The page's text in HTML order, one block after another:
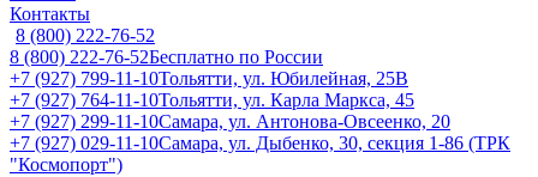
Контакты
8 (800) 222-76-52
8 (800) 222-76-52Бесплатно по России
+7 (927) 799-11-10Тольятти, ул. Юбилейная, 25В
+7 (927) 764-11-10Тольятти, ул. Карла Маркса, 45
+7 (927) 299-11-10Самара, ул. Антонова-Овсеенко, 20
+7 (927) 029-11-10Самара, ул. Дыбенко, 30, секция 1-86 (ТРК
"Космопорт")